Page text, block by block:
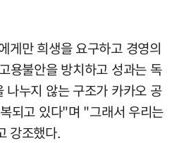
게만 희생을 요구하고 경영의
용불안을 방치하고 성과는 독
나누지 않는 구조가 카카오 공
되고 있다"며 "그래서 우리는
강조했다.